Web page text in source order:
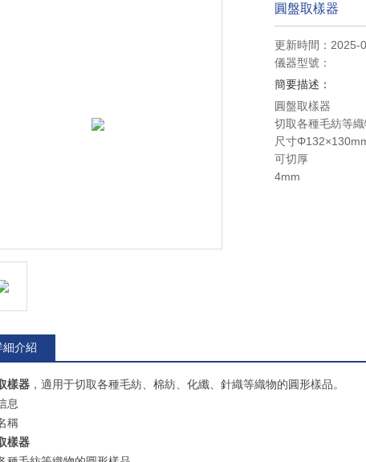
圓盤取樣器
更新時間：2025-
儀器型號：
簡要描述：
圓盤取樣器
切取各種毛紡等
尺寸
可切厚
4mm
細介紹
樣器 ，適用于切取各種毛紡、棉紡、化纖、針織等織物的圓形樣品。
息
稱
樣器